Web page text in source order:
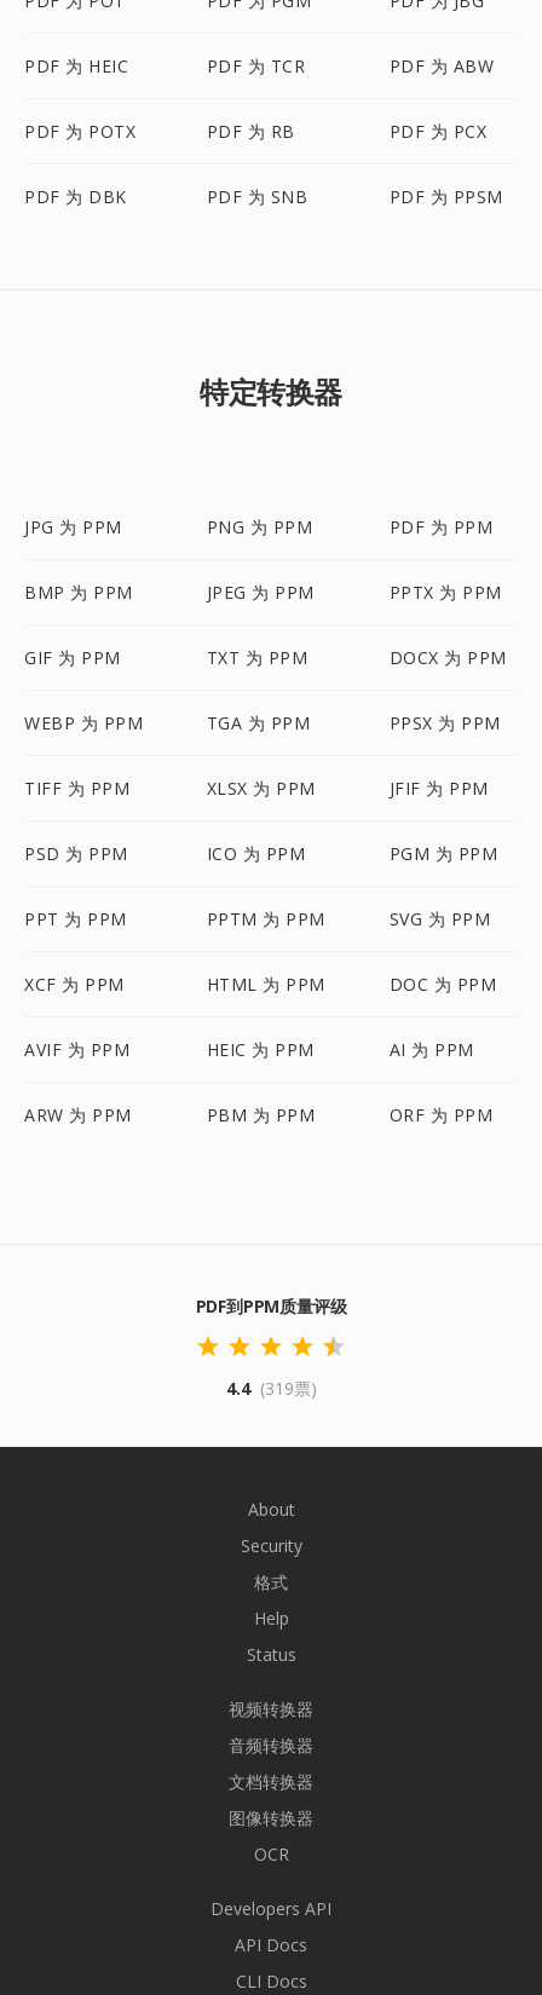
PDF 为 HEIC PDF 为 TCR PDF 为 ABW
PDF 为 POTX PDF 为 RB PDF 为 PCX
PDF 为 DBK PDF 为 SNB PDF 为 PPSM
特定转换器
JPG 为 PPM PNG 为 PPM PDF 为 PPM
BMP 为 PPM JPEG 为 PPM PPTX 为 PPM
GIF 为 PPM TXT 为 PPM DOCX 为 PPM
WEBP 为 PPM TGA 为 PPM PPSX 为 PPM
TIFF 为 PPM XLSX 为 PPM JFIF 为 PPM
PSD 为 PPM ICO 为 PPM PGM 为 PPM
PPT 为 PPM PPTM 为 PPM SVG 为 PPM
XCF 为 PPM HTML 为 PPM DOC 为 PPM
AVIF 为 PPM HEIC 为 PPM AI 为 PPM
ARW 为 PPM PBM 为 PPM ORF 为 PPM
PDF到PPM质量评级
4.4 (319票)
About
Security
格式
Help
Status
视频转换器
音频转换器
文档转换器
图像转换器
OCR
Developers API
API Docs
CLI Docs